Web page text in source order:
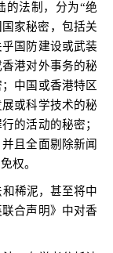
的法制，分为“绝
家秘密，包括关
国防建设或武装
港对外事务的秘
中国或香港特区
或科学技术的秘
的活动的秘密；
且全面剔除新闻
权。
稀泥，甚至将中
合声明》中对香